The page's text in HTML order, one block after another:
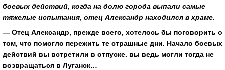
боевых действий, когда на долю города выпали самые
тяжелые испытания, отец Александр находился в храме.
— Отец Александр, прежде всего, хотелось бы поговорить о
том, что помогло пережить те страшные дни. Начало боевых
действий вы встретили в отпуске. вы ведь могли тогда не
возвращаться в Луганск…